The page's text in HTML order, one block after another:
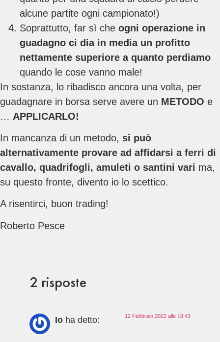
alcune partite ogni campionato!)
Soprattutto, far sì che ogni operazione in
guadagno ci dia in media un profitto
nettamente superiore a quanto perdiamo
quando le cose vanno male!
In sostanza, lo ribadisco ancora una volta, per
guadagnare in borsa serve avere un METODO e
… APPLICARLO!
In mancanza di un metodo, si può
alternativamente provare ad affidarsi a ferri di
cavallo, quadrifogli, amuleti o santini vari ma,
su questo fronte, divento io lo scettico.
A risentirci, buon trading!
Roberto Pesce
2 risposte
Io ha detto: 12 Febbraio 2022 alle 18:43